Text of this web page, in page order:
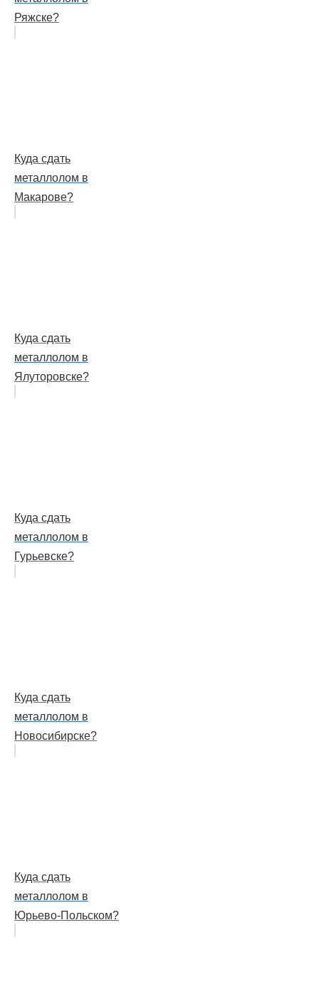
Ряжске?
Куда сдать
металлолом в
Макарове?
Куда сдать
металлолом в
Ялуторовске?
Куда сдать
металлолом в
Гурьевске?
Куда сдать
металлолом в
Новосибирске?
Куда сдать
металлолом в
Юрьево-Польском?